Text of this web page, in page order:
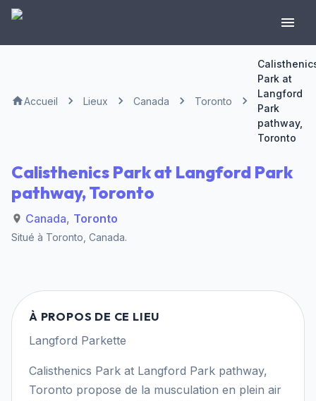
Accueil Lieux Canada Toronto
Park at
Langford
Park
pathway,
Toronto
Calisthenics Park at Langford Park
pathway, Toronto
Canada, Toronto
Situé à Toronto Canada.
À PROPOS DE CE LIEU
Langford Parkette
Calisthenics Park at Langford Park pathway,
Toronto propose de la musculation en plein air